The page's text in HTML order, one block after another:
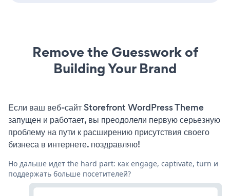
Remove the Guesswork of
Building Your Brand
Если ваш веб-сайт Storefront WordPress Theme
запущен и работает, вы преодолели первую серьезную
проблему на пути к расширению присутствия своего
бизнеса в интернете. поздравляю!
Но дальше идет the hard part: как engage, captivate, turn и
поддержать больше посетителей?